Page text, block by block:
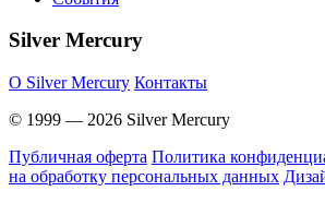
Silver Mercury
O Silver Mercury Контакты
© 1999 — 2026 Silver Mercury
Публичная оферта Политика
на обработку персональных данных